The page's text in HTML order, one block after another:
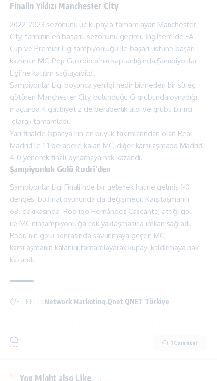
Finalin Yıldızı Manchester City
2022-2023 sezonunu üç kupayla tamamlayan Manchester
City, tarihinin en başarılı sezonunu geçirdi. İngiltere’de FA
Cup ve Premier Lig şampiyonluğu ile başarı üstüne başarı
kazanan MC, Pep Guardiola’nın kaptanlığında Şampiyonlar
Ligi’ne katılım sağlayabildi.
Şampiyonlar Ligi boyunca yenilgi nedir bilmeden bir süreç
götüren Manchester City, bulunduğu G grubunda oynadığı
maçlarda 4 galibiyet 2 de beraberlik aldı ve grubu birinci
olarak tamamladı.
Yarı finalde İspanya’nın en büyük takımlarından olan Real
Madrid’le 1-1 berabere kalan MC, diğer karşılaşmada Madrid’i
4-0 yenerek finali oynamaya hak kazandı.
Şampiyonluk Golü Rodri’den
Şampiyonlar Ligi Finali’nde bir gelenek haline gelmiş 1-0
dengesi bu final oyununda da değişmedi. Karşılaşmanın
68. dakikasında Rodrigo Hernández Cascante, attığı gol
ile MC’ninşampiyonluğa çok yaklaşmasına imkan sağladı.
Rodri’nin golü sonrasında savunmaya geçen MC,
karşılaşmanın kalanını tamamlayarak kupayı kaldırmaya hak
kazandı.
ETİKETLİ: Network Marketing Qnet QNET Türkiye
1 Comment
You Might also Like